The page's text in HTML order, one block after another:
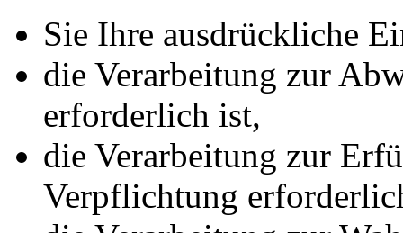
Sie Ihre ausdrückliche
die Verarbeitung zur
erforderlich ist,
die Verarbeitung zur
Verpflichtung